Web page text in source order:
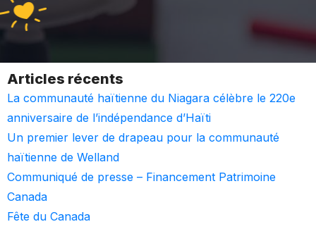
Articles récents
La communauté haïtienne du Niagara célèbre le 220e
anniversaire de l’indépendance d’Haïti
Un premier lever de drapeau pour la communauté
haïtienne de Welland
Communiqué de presse – Financement Patrimoine
Canada
Fête du Canada